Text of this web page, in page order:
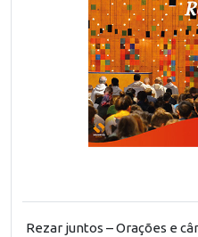
Rezar juntos – Orações e